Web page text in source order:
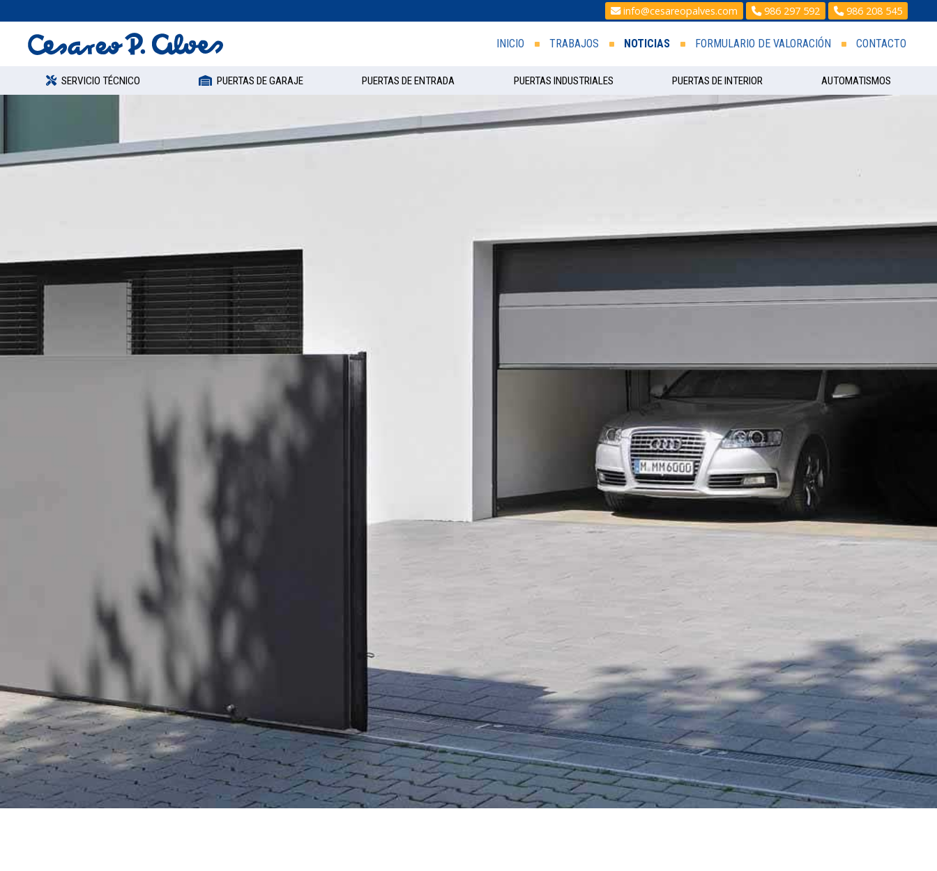
info@cesareopalves.com 986 297 592 986 208 545
INICIO TRABAJOS NOTICIAS FORMULARIO DE VALORACIÓN CONTACTO
SERVICIO TÉCNICO PUERTAS DE GARAJE PUERTAS DE ENTRADA PUERTAS INDUSTRIALES PUERTAS DE INTERIOR AUTOMATISMOS